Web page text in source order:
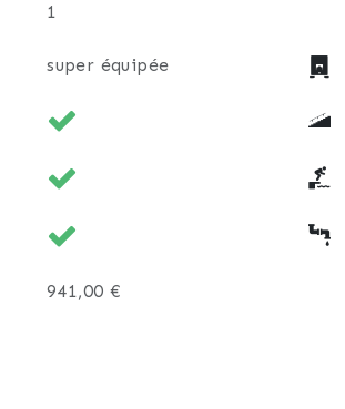
1
super équipée
941,00 €